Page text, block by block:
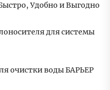
Удобно и Выгодно
для системы
очистки воды БАРЬЕР